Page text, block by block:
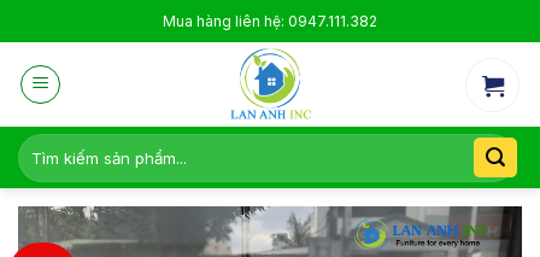
to
content
Mua hàng liên hệ: 0947.111.382
Tìm
kiếm: